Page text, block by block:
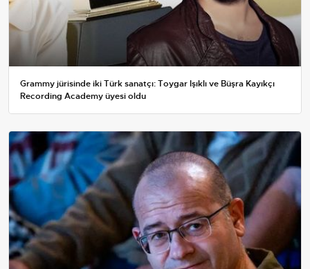
Grammy jürisinde iki Türk sanatçı: Toygar Işıklı ve Büşra Kayıkçı
Recording Academy üyesi oldu